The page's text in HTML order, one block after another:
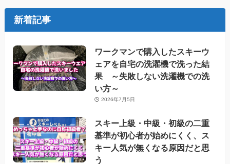
新着記事
ワークマンで購入したスキーウ
ェアを自宅の洗濯機で洗った結
果 ～失敗しない洗濯機での洗
い方～
2026年7月5日
スキー上級・中級・初級の二重
基準が初心者が始めにくく、ス
キー人気が無くなる原因だと思
う